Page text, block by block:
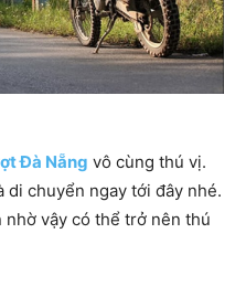
Đà Nẵng vô cùng thú vị.
di chuyển ngay tới đây nhé.
nhờ vậy có thể trở nên thú